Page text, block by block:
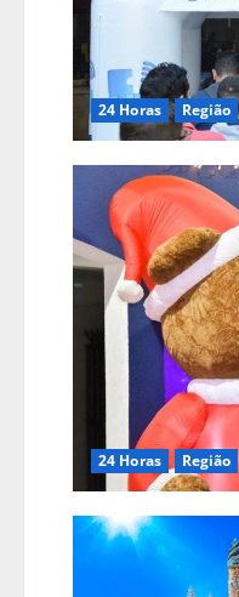
24 Horas Região
24 Horas Região